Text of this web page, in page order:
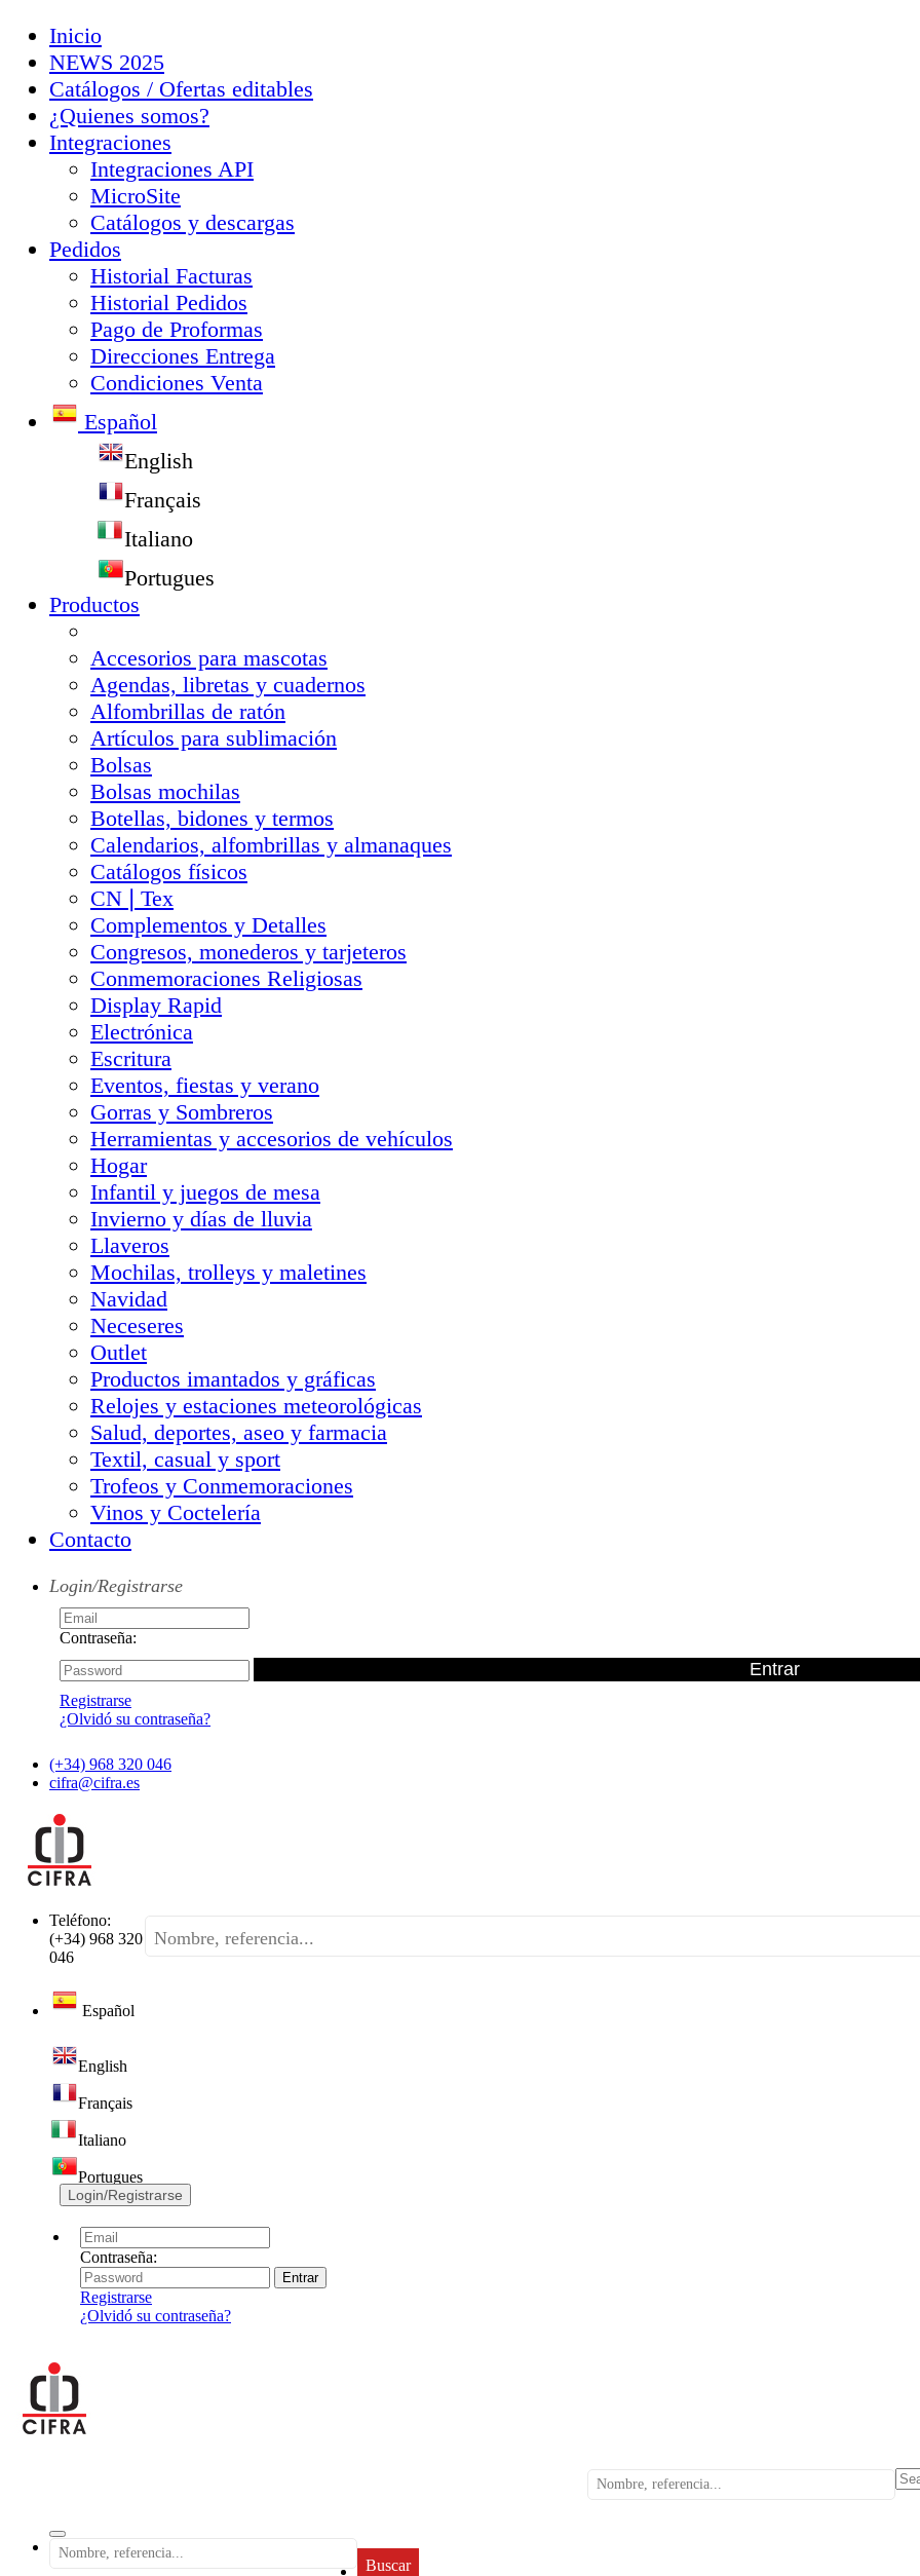
Inicio
NEWS 2025
Catálogos / Ofertas editables
¿Quienes somos?
Integraciones
Integraciones API
MicroSite
Catálogos y descargas
Pedidos
Historial Facturas
Historial Pedidos
Pago de Proformas
Direcciones Entrega
Condiciones Venta
Español
English
Français
Italiano
Portugues
Productos
Accesorios para mascotas
Agendas, libretas y cuadernos
Alfombrillas de ratón
Artículos para sublimación
Bolsas
Bolsas mochilas
Botellas, bidones y termos
Calendarios, alfombrillas y almanaques
Catálogos físicos
CN❘Tex
Complementos y Detalles
Congresos, monederos y tarjeteros
Conmemoraciones Religiosas
Display Rapid
Electrónica
Escritura
Eventos, fiestas y verano
Gorras y Sombreros
Herramientas y accesorios de vehículos
Hogar
Infantil y juegos de mesa
Invierno y días de lluvia
Llaveros
Mochilas, trolleys y maletines
Navidad
Neceseres
Outlet
Productos imantados y gráficas
Relojes y estaciones meteorológicas
Salud, deportes, aseo y farmacia
Textil, casual y sport
Trofeos y Conmemoraciones
Vinos y Coctelería
Contacto
Login/Registrarse
Contraseña:
Registrarse
¿Olvidó su contraseña?
(+34) 968 320 046
cifra@cifra.es
Teléfono:
(+34) 968 320
046
Español
English
Français
Italiano
Portugues
Login/Registrarse
Contraseña:
Registrarse
¿Olvidó su contraseña?
Buscar